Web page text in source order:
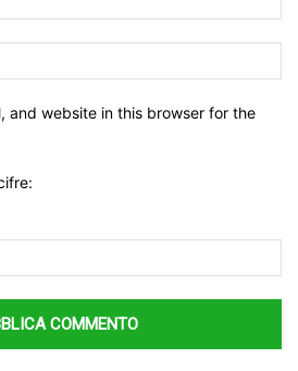
and website in this browser for the